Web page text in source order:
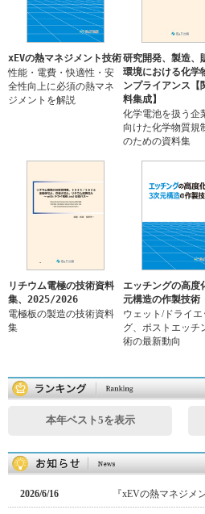
xEVの熱マネジメント技術
性能・電費・快適性・安
全性向上に必須の熱マネ
ジメントを解説
研究開発、製造、
環境における化学
ンプライアンス【
料集成】
化学電池を扱う企
向けた化学物質規
のための資料集
リチウム電極の技術資料
集、2025/2026
電極板の製造の技術資料
集
エッチングの高度
元構造の作製技術
ウェット/ドライエ
グ、ポストエッチ
術の最新動向
本年ベスト5を表示
2026/6/16 『xEVの熱マネジメ